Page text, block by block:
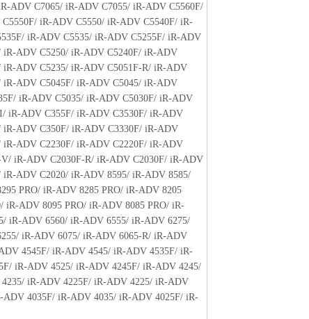
まま』の状態で使用許諾されます。キヤノ
ンの子会社、キヤノンの関連会社、それら
、「本ソフトウェア」に関して、商品性お
め、いかなる保証も、明示たると黙示たる
。
ー、キヤノンの子会社、キヤノンの関連会
のいずれも、「本ソフトウェア」の使用ま
（逸失利益およびその他の派生的または付
ない全ての損害を言います。）について、
を負わないものとします。たとえ、キヤノ
ンの子会社、キヤノンの関連会社、それら
害の可能性について知らされていた場合で
ー、キヤノンの子会社、キヤノンの関連会
のいずれも、「本ソフトウェア」、または
は関連してお客様と第三者との間に生じた
を負わないものとします。
を示す下記のボタンをクリックした時点、
ールした時点で発効し、下記(2)または(3)
ADV C7065/ iR-ADV C7055/ iR-ADV C5560F/
iR-ADV C5550/ iR-ADV C5540F/ iR-
iR-ADV C5535/ iR-ADV C5255F/ iR-ADV
iR-ADV C5250/ iR-ADV C5240F/ iR-ADV
iR-ADV C5235/ iR-ADV C5051F-R/ iR-ADV
iR-ADV C5045F/ iR-ADV C5045/ iR-ADV
iR-ADV C5035/ iR-ADV C5030F/ iR-ADV
iR-ADV C355F/ iR-ADV C3530F/ iR-ADV
iR-ADV C350F/ iR-ADV C3330F/ iR-ADV
iR-ADV C2230F/ iR-ADV C2220F/ iR-ADV
iR-ADV C2030F-R/ iR-ADV C2030F/ iR-ADV
iR-ADV C2020/ iR-ADV 8595/ iR-ADV 8585/
PRO/ iR-ADV 8285 PRO/ iR-ADV 8205
iR-ADV 8095 PRO/ iR-ADV 8085 PRO/ iR-
iR-ADV 6560/ iR-ADV 6555/ iR-ADV 6275/
iR-ADV 6075/ iR-ADV 6065-R/ iR-ADV
4545F/ iR-ADV 4545/ iR-ADV 4535F/ iR-
iR-ADV 4525/ iR-ADV 4245F/ iR-ADV 4245/
iR-ADV 4225F/ iR-ADV 4225/ iR-ADV
ADV 4035F/ iR-ADV 4035/ iR-ADV 4025F/ iR-